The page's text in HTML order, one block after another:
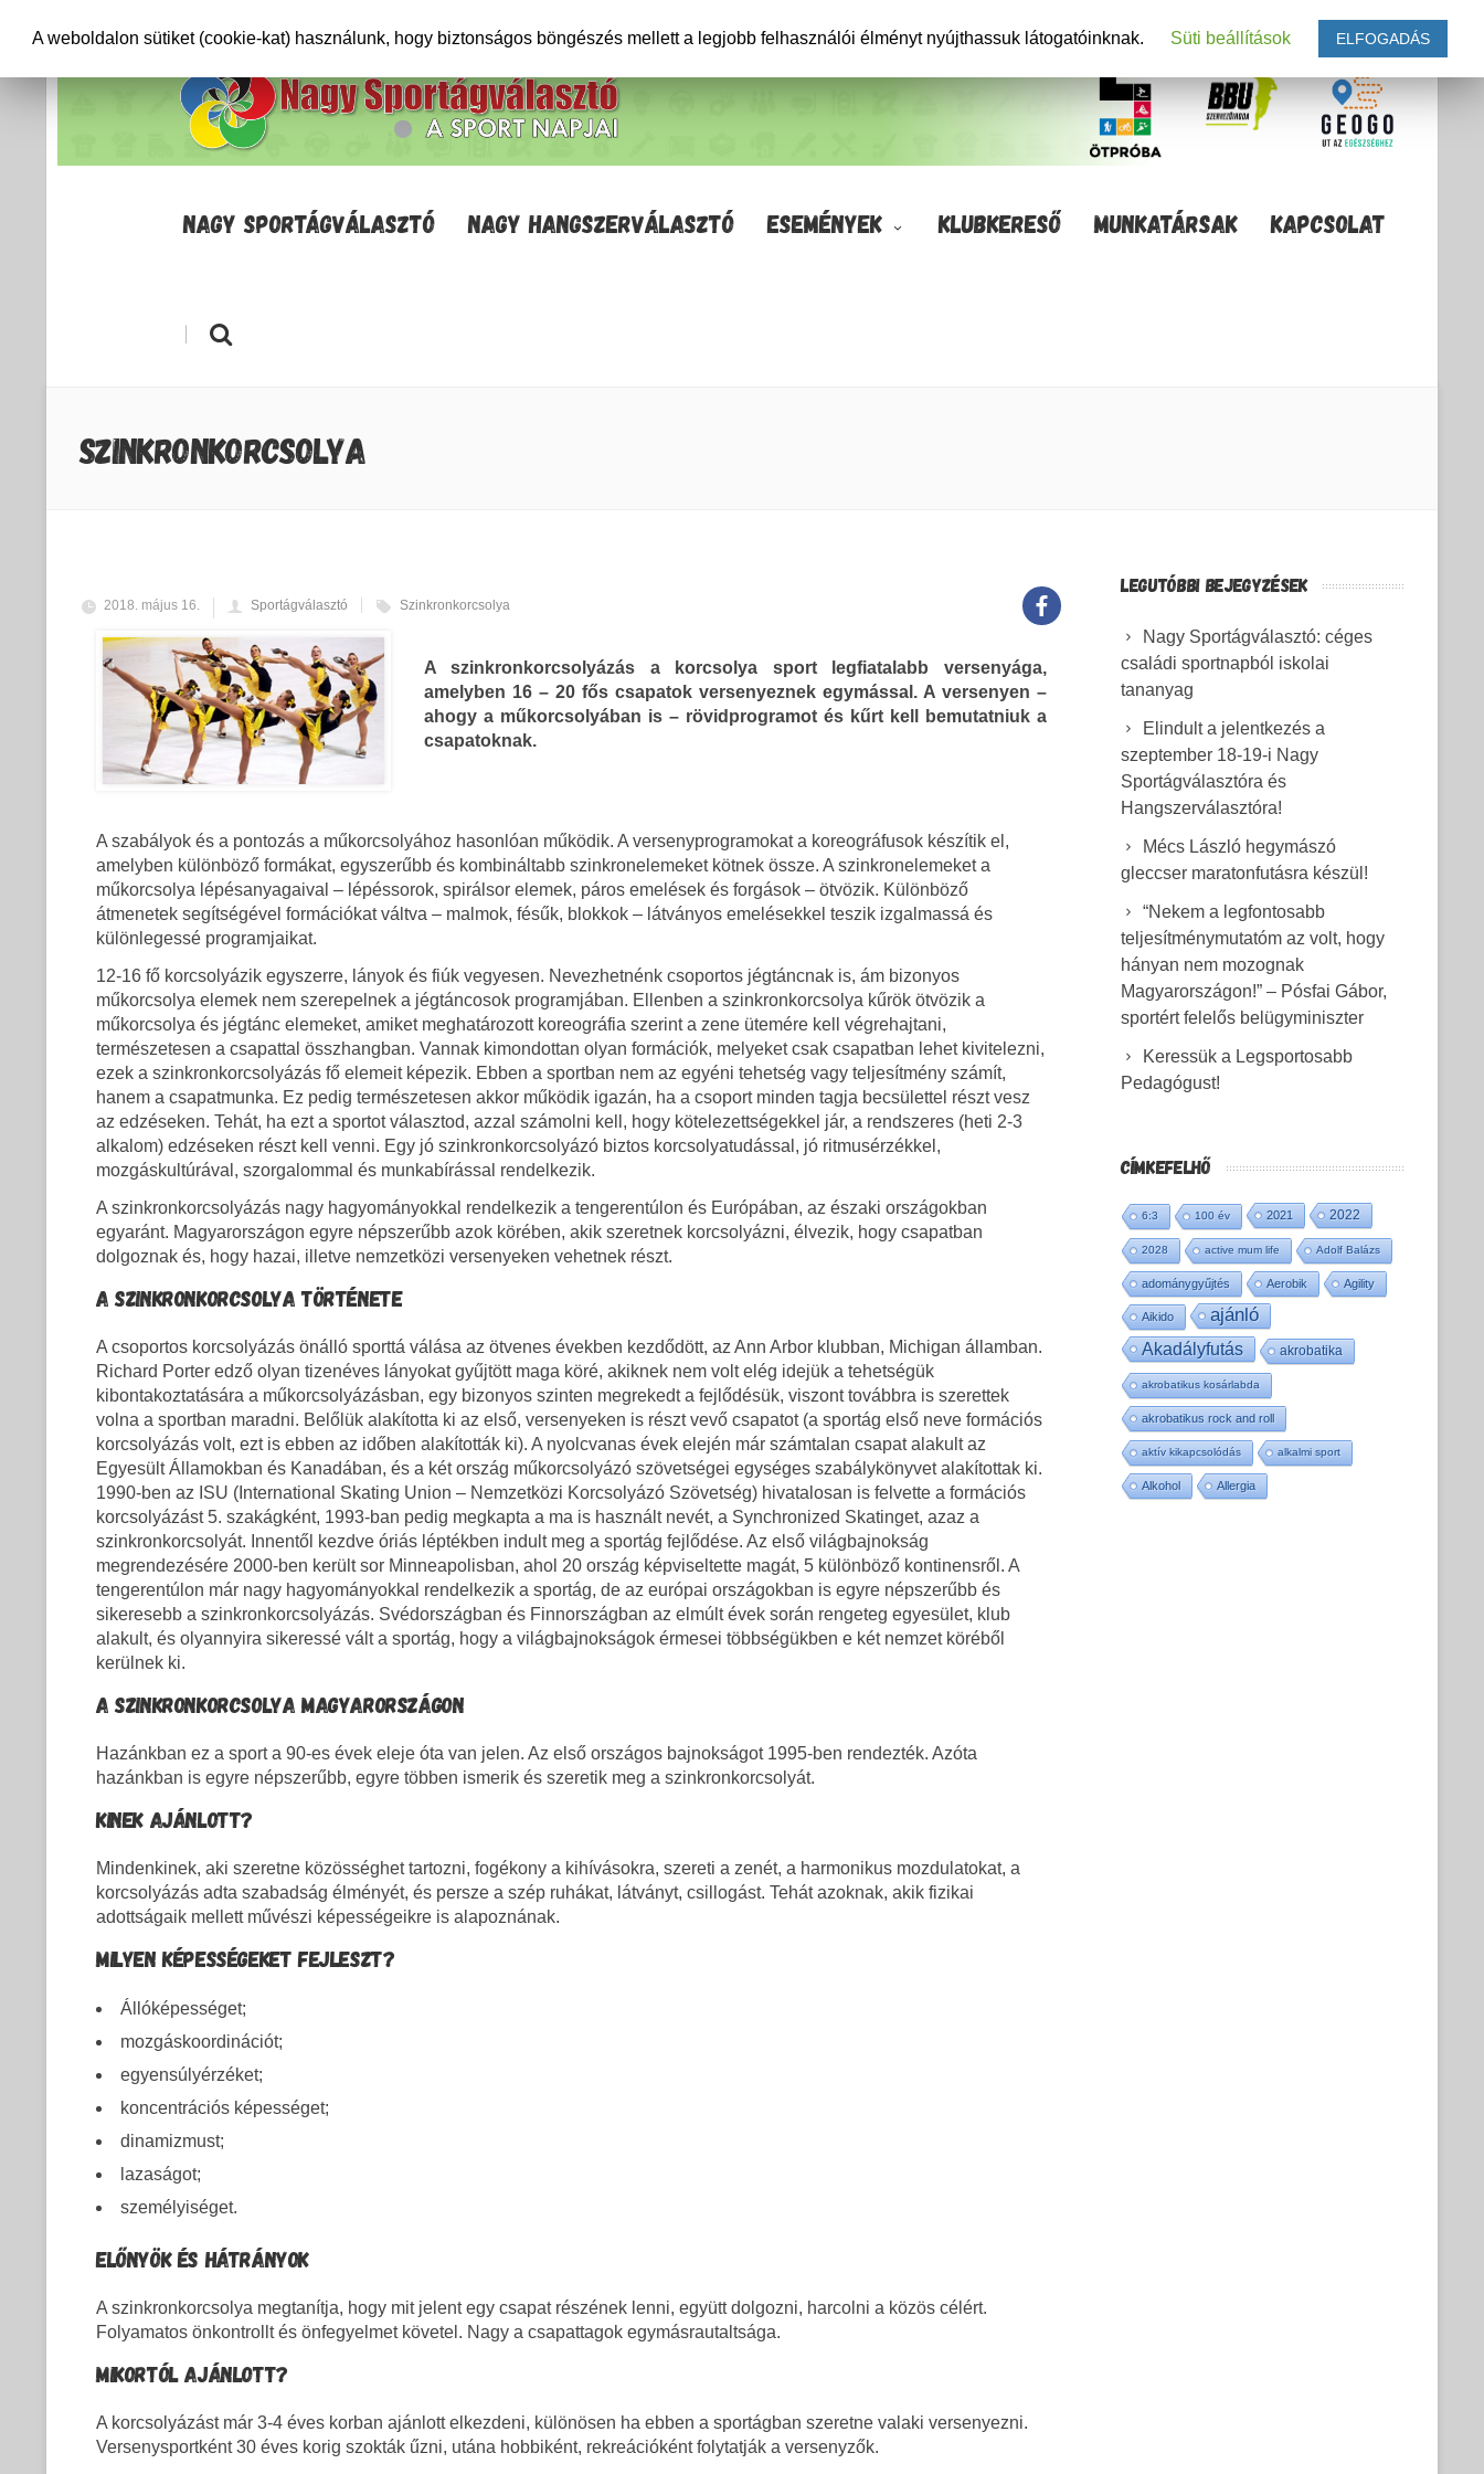
NAGY SPORTÁGVÁLASZTÓ NAGY HANGSZERVÁLASZTÓ ESEMÉNYEK KLUBKERESŐ MUNKATÁRSAK KAPCSOLAT
|
SZINKRONKORCSOLYA
2018. május 16. Sportágválasztó Szinkronkorcsolya
A szinkronkorcsolyázás a korcsolya sport legfiatalabb versenyága,
amelyben 16 – 20 fős csapatok versenyeznek egymással. A versenyen –
ahogy a műkorcsolyában is – rövidprogramot és kűrt kell bemutatniuk a
csapatoknak.
A szabályok és a pontozás a műkorcsolyához hasonlóan működik. A versenyprogramokat a koreográfusok készítik el,
amelyben különböző formákat, egyszerűbb és kombináltabb szinkronelemeket kötnek össze. A szinkronelemeket a
műkorcsolya lépésanyagaival – lépéssorok, spirálsor elemek, páros emelések és forgások – ötvözik. Különböző
átmenetek segítségével formációkat váltva – malmok, fésűk, blokkok – látványos emelésekkel teszik izgalmassá és
különlegessé programjaikat.
12-16 fő korcsolyázik egyszerre, lányok és fiúk vegyesen. Nevezhetnénk csoportos jégtáncnak is, ám bizonyos
műkorcsolya elemek nem szerepelnek a jégtáncosok programjában. Ellenben a szinkronkorcsolya kűrök ötvözik a
műkorcsolya és jégtánc elemeket, amiket meghatározott koreográfia szerint a zene ütemére kell végrehajtani,
természetesen a csapattal összhangban. Vannak kimondottan olyan formációk, melyeket csak csapatban lehet kivitelezni,
ezek a szinkronkorcsolyázás fő elemeit képezik. Ebben a sportban nem az egyéni tehetség vagy teljesítmény számít,
hanem a csapatmunka. Ez pedig természetesen akkor működik igazán, ha a csoport minden tagja becsülettel részt vesz
az edzéseken. Tehát, ha ezt a sportot választod, azzal számolni kell, hogy kötelezettségekkel jár, a rendszeres (heti 2-3
alkalom) edzéseken részt kell venni. Egy jó szinkronkorcsolyázó biztos korcsolyatudással, jó ritmusérzékkel,
mozgáskultúrával, szorgalommal és munkabírással rendelkezik.
A szinkronkorcsolyázás nagy hagyományokkal rendelkezik a tengerentúlon és Európában, az északi országokban
egyaránt. Magyarországon egyre népszerűbb azok körében, akik szeretnek korcsolyázni, élvezik, hogy csapatban
dolgoznak és, hogy hazai, illetve nemzetközi versenyeken vehetnek részt.
A SZINKRONKORCSOLYA TÖRTÉNETE
A csoportos korcsolyázás önálló sporttá válása az ötvenes években kezdődött, az Ann Arbor klubban, Michigan államban.
Richard Porter edző olyan tizenéves lányokat gyűjtött maga köré, akiknek nem volt elég idejük a tehetségük
kibontakoztatására a műkorcsolyázásban, egy bizonyos szinten megrekedt a fejlődésük, viszont továbbra is szerettek
volna a sportban maradni. Belőlük alakította ki az első, versenyeken is részt vevő csapatot (a sportág első neve formációs
korcsolyázás volt, ezt is ebben az időben alakították ki). A nyolcvanas évek elején már számtalan csapat alakult az
Egyesült Államokban és Kanadában, és a két ország műkorcsolyázó szövetségei egységes szabálykönyvet alakítottak ki.
1990-ben az ISU (International Skating Union – Nemzetközi Korcsolyázó Szövetség) hivatalosan is felvette a formációs
korcsolyázást 5. szakágként, 1993-ban pedig megkapta a ma is használt nevét, a Synchronized Skatinget, azaz a
szinkronkorcsolyát. Innentől kezdve óriás léptékben indult meg a sportág fejlődése. Az első világbajnokság
megrendezésére 2000-ben került sor Minneapolisban, ahol 20 ország képviseltette magát, 5 különböző kontinensről. A
tengerentúlon már nagy hagyományokkal rendelkezik a sportág, de az európai országokban is egyre népszerűbb és
sikeresebb a szinkronkorcsolyázás. Svédországban és Finnországban az elmúlt évek során rengeteg egyesület, klub
alakult, és olyannyira sikeressé vált a sportág, hogy a világbajnokságok érmesei többségükben e két nemzet köréből
kerülnek ki.
A SZINKRONKORCSOLYA MAGYARORSZÁGON
Hazánkban ez a sport a 90-es évek eleje óta van jelen. Az első országos bajnokságot 1995-ben rendezték. Azóta
hazánkban is egyre népszerűbb, egyre többen ismerik és szeretik meg a szinkronkorcsolyát.
KINEK AJÁNLOTT?
Mindenkinek, aki szeretne közösséghet tartozni, fogékony a kihívásokra, szereti a zenét, a harmonikus mozdulatokat, a
korcsolyázás adta szabadság élményét, és persze a szép ruhákat, látványt, csillogást. Tehát azoknak, akik fizikai
adottságaik mellett művészi képességeikre is alapoznának.
MILYEN KÉPESSÉGEKET FEJLESZT?
Állóképességet;
mozgáskoordinációt;
egyensúlyérzéket;
koncentrációs képességet;
dinamizmust;
lazaságot;
személyiséget.
ELŐNYÖK ÉS HÁTRÁNYOK
A szinkronkorcsolya megtanítja, hogy mit jelent egy csapat részének lenni, együtt dolgozni, harcolni a közös célért.
Folyamatos önkontrollt és önfegyelmet követel. Nagy a csapattagok egymásrautaltsága.
MIKORTÓL AJÁNLOTT?
A korcsolyázást már 3-4 éves korban ajánlott elkezdeni, különösen ha ebben a sportágban szeretne valaki versenyezni.
Versenysportként 30 éves korig szokták űzni, utána hobbiként, rekreációként folytatják a versenyzők.
LEGUTÓBBI BEJEGYZÉSEK
Nagy Sportágválasztó: céges
családi sportnapból iskolai
tananyag
Elindult a jelentkezés a
szeptember 18-19-i Nagy
Sportágválasztóra és
Hangszerválasztóra!
Mécs László hegymászó
gleccser maratonfutásra készül!
“Nekem a legfontosabb
teljesítménymutatóm az volt, hogy
hányan nem mozognak
Magyarországon!” – Pósfai Gábor,
sportért felelős belügyminiszter
Keressük a Legsportosabb
Pedagógust!
CÍMKEFELHŐ
6:3 100 év 2021 2022
2028 active mum life Adolf Balázs
adománygyűjtés Aerobik Agility
Aikido ajánló
Akadályfutás akrobatika
akrobatikus kosárlabda
akrobatikus rock and roll
aktív kikapcsolódás alkalmi sport
Alkohol Allergia
A weboldalon sütiket (cookie-kat) használunk, hogy biztonságos böngészés mellett a legjobb felhasználói élményt nyújthassuk látogatóinknak. Süti beállítások ELFOGADÁS